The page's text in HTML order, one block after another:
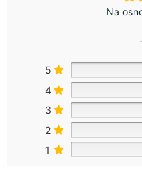
Na
5
4
3
2
1